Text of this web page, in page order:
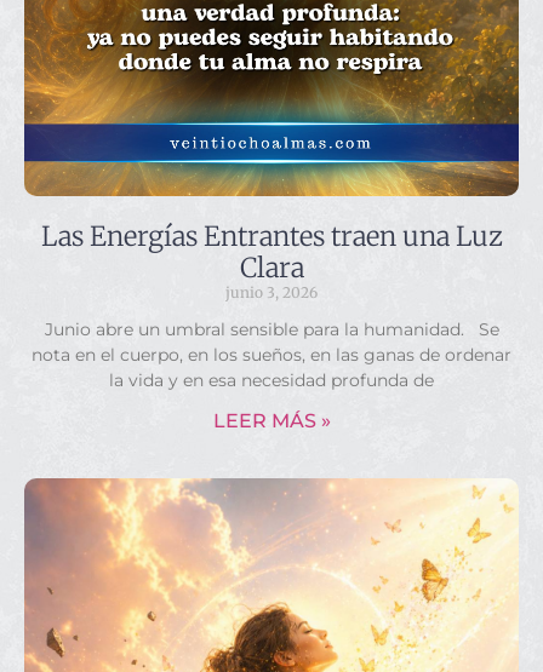
Las Energías Entrantes traen una Luz
Clara
junio 3, 2026
Junio abre un umbral sensible para la humanidad. Se
nota en el cuerpo, en los sueños, en las ganas de ordenar
la vida y en esa necesidad profunda de
LEER MÁS »